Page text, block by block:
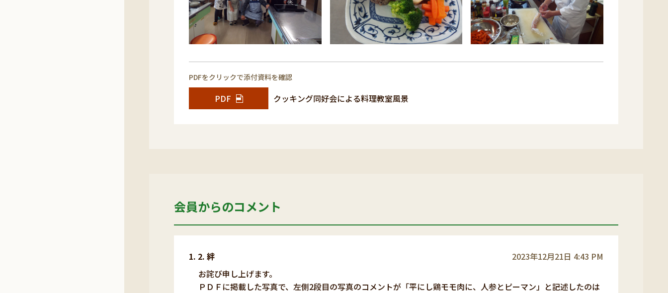
PDFをクリックで添付資料を確認
PDF クッキング同好会による料理教室風景
会員からのコメント
2. 絆
2023年12月21日 4:43 PM
お詫び申し上げます。
ＰＤＦに掲載した写真で、左側2段目の写真のコメントが「平にし鶏モモ肉に、人参とピーマン」と記述したのは